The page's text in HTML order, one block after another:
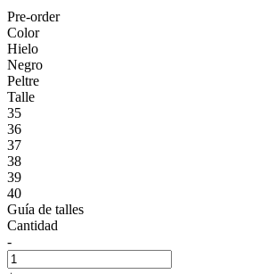
Pre-order
Color
Hielo
Negro
Peltre
Talle
35
36
37
38
39
40
Guía de talles
Cantidad
-